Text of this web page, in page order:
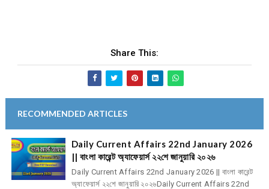
Share This:
RECOMMENDED ARTICLES
Daily Current Affairs 22nd January 2026
|| বাংলা কারেন্ট অ্যাফেয়ার্স ২২শে জানুয়ারি ২০২৬
Daily Current Affairs 22nd January 2026 || বাংলা কারেন্ট
অ্যাফেয়ার্স ২২শে জানুয়ারি ২০২৬Daily Current Affairs 22nd